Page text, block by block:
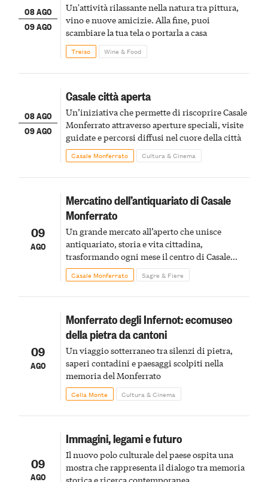
08 AGO
09 AGO
Un'attività rilassante nella natura tra pittura,
vino e nuove amicizie. Alla fine, puoi
scambiare la tua tela o portarla a casa
Treiso Wine & Food
08 AGO
09 AGO
Casale città aperta
Un’iniziativa che permette di riscoprire Casale
Monferrato attraverso aperture speciali, visite
guidate e percorsi diffusi nel cuore della città
Casale Monferrato Cultura & Cinema
09
AGO
Mercatino dell’antiquariato di Casale
Monferrato
Un grande mercato all’aperto che unisce
antiquariato, storia e vita cittadina,
trasformando ogni mese il centro di Casale
Monferrato in un luogo di scoperta e racconto
Casale Monferrato Sagre & Fiere
09
AGO
Monferrato degli Infernot: ecomuseo
della pietra da cantoni
Un viaggio sotterraneo tra silenzi di pietra,
saperi contadini e paesaggi scolpiti nella
memoria del Monferrato
Cella Monte Cultura & Cinema
09
AGO
Immagini, legami e futuro
Il nuovo polo culturale del paese ospita una
mostra che rappresenta il dialogo tra memoria
storica e ricerca contemporanea